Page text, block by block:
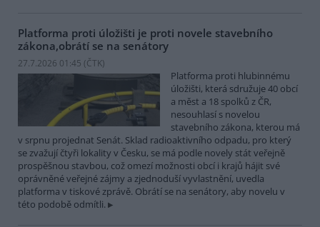
Platforma proti úložišti je proti novele stavebního
zákona,obrátí se na senátory
27.7.2026 01:45 (ČTK)
Platforma proti hlubinnému
úložišti, která sdružuje 40 obcí
a měst a 18 spolků z ČR,
nesouhlasí s novelou
stavebního zákona, kterou má
v srpnu projednat Senát. Sklad radioaktivního odpadu, pro který
se zvažují čtyři lokality v Česku, se má podle novely stát veřejně
prospěšnou stavbou, což omezí možnosti obcí i krajů hájit své
oprávněné veřejné zájmy a zjednoduší vyvlastnění, uvedla
platforma v tiskové zprávě. Obrátí se na senátory, aby novelu v
této podobě odmítli.